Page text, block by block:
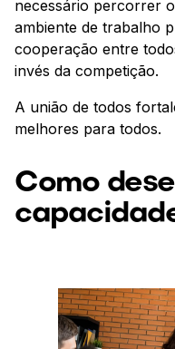
necessário percorrer
ambiente de trabalho
cooperação entre
invés da competição.
A união de todos
melhores para todos.
Como